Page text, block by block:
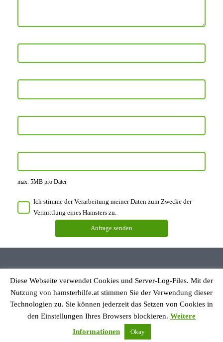
max. 5MB pro Datei
Ich stimme der Verarbeitung meiner Daten zum Zwecke der
Vermittlung eines Hamsters zu.
© Hamsterhilfe Österreich
Diese Webseite verwendet Cookies und Server-Log-Files. Mit der
Nutzung von hamsterhilfe.at stimmen Sie der Verwendung dieser
Technologien zu. Sie können jederzeit das Setzen von Cookies in
den Einstellungen Ihres Browsers blockieren. Weitere
Informationen
Okay